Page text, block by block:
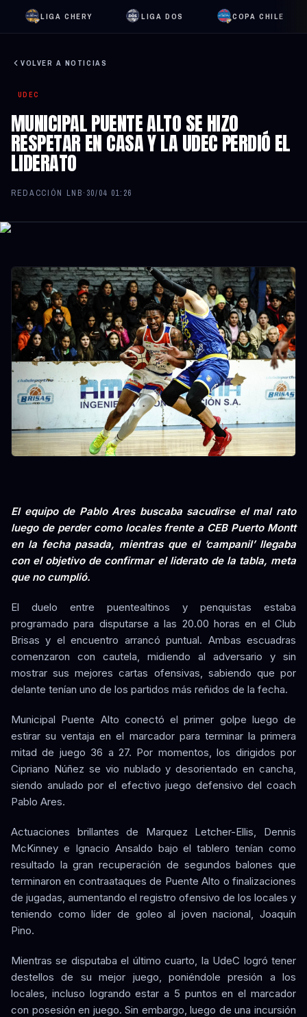
LIGA CHERY LIGA DOS COPA CHILE
VOLVER A NOTICIAS
UDEC
MUNICIPAL PUENTE ALTO SE HIZO
RESPETAR EN CASA Y LA UDEC PERDIÓ EL
LIDERATO
REDACCIÓN LNB· 30/04 01:26
El equipo de Pablo Ares buscaba sacudirse el mal rato
luego de perder como locales frente a CEB Puerto Montt
en la fecha pasada, mientras que el ‘campanil’ llegaba
con el objetivo de confirmar el liderato de la tabla, meta
que no cumplió.
El duelo entre puentealtinos y penquistas estaba
programado para disputarse a las 20.00 horas en el Club
Brisas y el encuentro arrancó puntual. Ambas escuadras
comenzaron con cautela, midiendo al adversario y sin
mostrar sus mejores cartas ofensivas, sabiendo que por
delante tenían uno de los partidos más reñidos de la fecha.
Municipal Puente Alto conectó el primer golpe luego de
estirar su ventaja en el marcador para terminar la primera
mitad de juego 36 a 27. Por momentos, los dirigidos por
Cipriano Núñez se vio nublado y desorientado en cancha,
siendo anulado por el efectivo juego defensivo del coach
Pablo Ares.
Actuaciones brillantes de Marquez Letcher-Ellis, Dennis
McKinney e Ignacio Ansaldo bajo el tablero tenían como
resultado la gran recuperación de segundos balones que
terminaron en contraataques de Puente Alto o finalizaciones
de jugadas, aumentando el registro ofensivo de los locales y
teniendo como líder de goleo al joven nacional, Joaquín
Pino.
Mientras se disputaba el último cuarto, la UdeC logró tener
destellos de su mejor juego, poniéndole presión a los
locales, incluso logrando estar a 5 puntos en el marcador
con posesión en juego. Sin embargo, luego de una incursión